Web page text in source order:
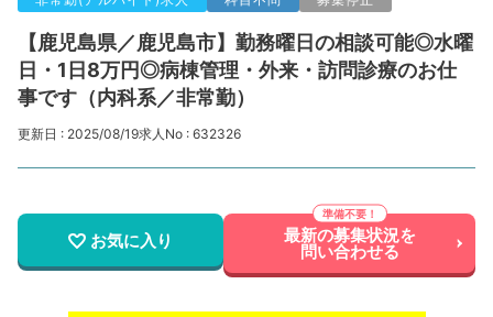
【鹿児島県／鹿児島市】勤務曜日の相談可能◎水曜
日・1日8万円◎病棟管理・外来・訪問診療のお仕
事です（内科系／非常勤）
更新日 : 2025/08/19求人No : 632326
お気に入り 最新の募集状況を
問い合わせる